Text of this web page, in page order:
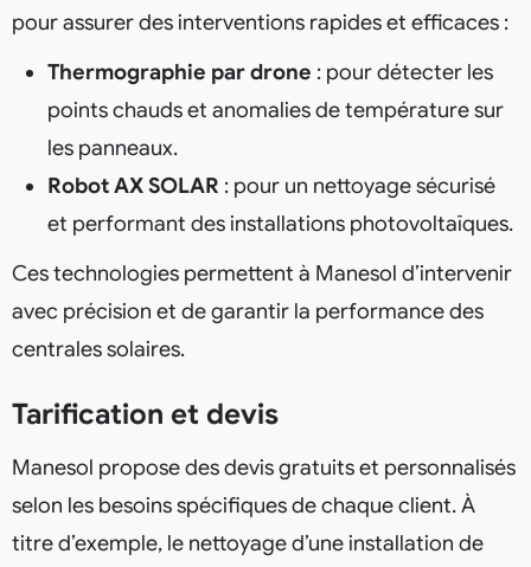
pour assurer des interventions rapides et efficaces :
Thermographie par drone : pour détecter les
points chauds et anomalies de température sur
les panneaux.
Robot AX SOLAR : pour un nettoyage sécurisé
et performant des installations photovoltaïques.
Ces technologies permettent à Manesol d’intervenir
avec précision et de garantir la performance des
centrales solaires.
Tarification et devis
Manesol propose des devis gratuits et personnalisés
selon les besoins spécifiques de chaque client. À
titre d’exemple, le nettoyage d’une installation de